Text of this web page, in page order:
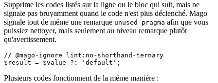
Supprime les codes listés sur la ligne ou le bloc qui suit, mais ne
signale pas bruyamment quand le code n'est plus déclenché. Mago
signale tout de même une remarque unused-pragma afin que vous
puissiez nettoyer, mais seulement au niveau remarque plutôt
qu'avertissement.
// @mago-ignore lint:no-shorthand-ternary
$result = $value ?: 'default'
Plusieurs codes fonctionnent de la même manière :